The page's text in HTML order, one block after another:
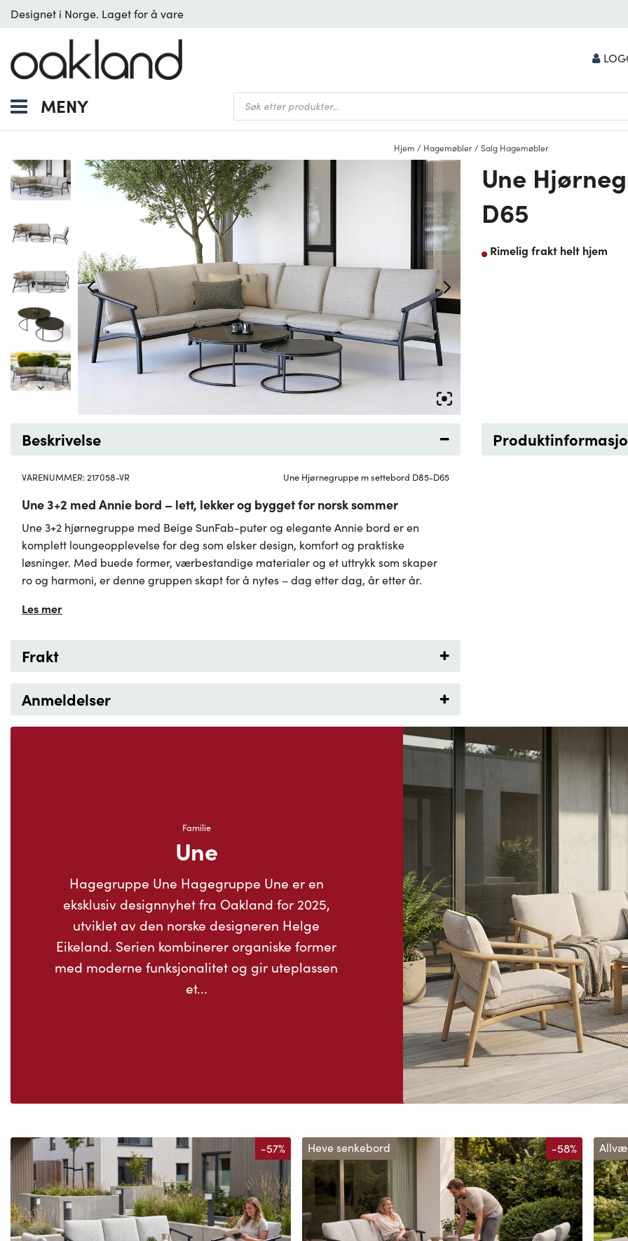
Designet i Norge. Laget for å vare
MENY
Products
search
Hjem / Hagemøbler/Salg Hagemøbler
Une
D65
Rimelig frakt helt hjem
Beskrivelse
VARENUMMER:217058-VR Une Hjørnegruppe m settebord D85-D65
Une 3+2 med Annie bord – lett, lekker og bygget for norsk sommer
Une 3+2 hjørnegruppe med Beige SunFab-puter og elegante Annie bord er en
komplett loungeopplevelse for deg som elsker design, komfort og praktiske
løsninger. Med buede former, værbestandige materialer og et uttrykk som skaper
ro og harmoni, er denne gruppen skapt for å nytes – dag etter dag, år etter år.
Les mer
Frakt
Anmeldelser
Familie
Une
Hagegruppe Une Hagegruppe Une er en
eksklusiv designnyhet fra Oakland for 2025,
utviklet av den norske designeren Helge
Eikeland. Serien kombinerer organiske former
med moderne funksjonalitet og gir uteplassen
et...
-57% Heve senkebord -58%